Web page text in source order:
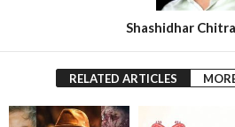
Shashidhar
RELATED ARTICLES